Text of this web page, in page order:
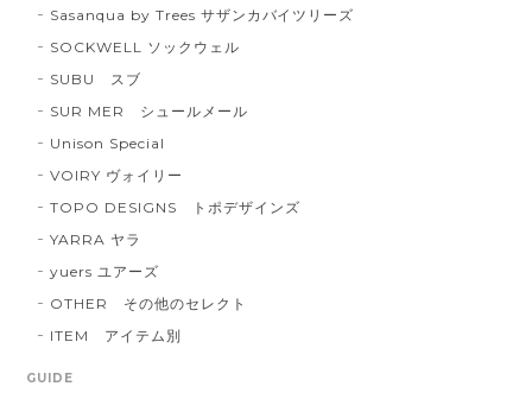
Sasanqua by Trees サザンカバイツリーズ
SOCKWELL ソックウェル
SUBU スブ
SUR MER シュールメール
Unison Special
VOIRY ヴォイリー
TOPO DESIGNS トポデザインズ
YARRA ヤラ
yuers ユアーズ
OTHER その他のセレクト
ITEM アイテム別
GUIDE